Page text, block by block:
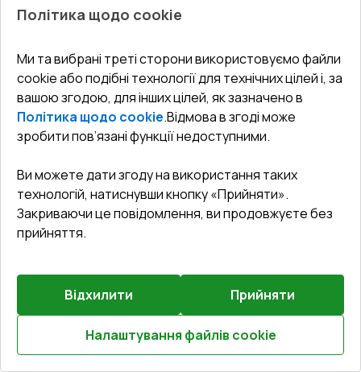
Розрахуй онлайн
ANTHRACITE_GREY_GLATT з двох сторін
Профільна система: 3 камерна
Глибина профілю :
Ущільнення
₴33,131.08
₴23,191.75
Детальніше / Змінити
Пластина 70*6 (E60;BrD;Synego;Geneo;Artevo)
Докладніше
Політика щодо cookie
Ми та вибрані треті сторони використовуємо файли
cookie або подібні технології для технічних цілей і, за
вашою згодою, для інших цілей, як зазначено в
Політика щодо cookie.Відмова в згоді може
зробити пов’язані функції недоступними.
Ви можете дати згоду на використання таких
технологій, натиснувши кнопку «Прийняти».
Закриваючи це повідомлення, ви продовжуєте без
прийняття.
Відхилити Прийняти
Налаштування файлів cookie